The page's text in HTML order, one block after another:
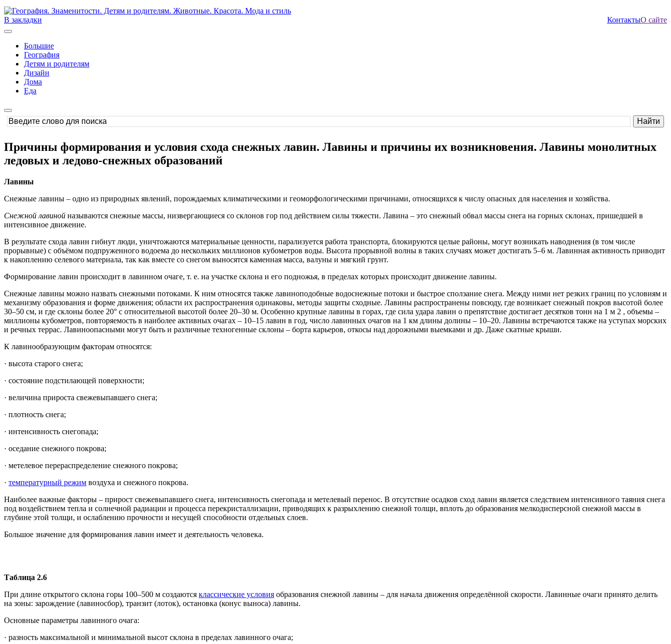
В закладки КонтактыО сайте
Большие
География
Детям и родителям
Дизайн
Дома
Еда
Причины формирования и условия схода снежных лавин. Лавины и причины их возникновения. Лавины монолитных
ледовых и ледово-снежных образований
Лавины
Снежные лавины – одно из природных явлений, порождаемых климатическими и геоморфологическими причинами, относящихся к числу опасных для населения и хозяйства.
Снежной лавиной называются снежные массы, низвергающиеся со склонов гор под действием силы тяжести. Лавина – это снежный обвал массы снега на горных склонах, пришедшей в
интенсивное движение.
В результате схода лавин гибнут люди, уничтожаются материальные ценности, парализуется работа транспорта, блокируются целые районы, могут возникать наводнения (в том числе
прорывные) с объёмом подпруженного водоема до нескольких миллионов кубометров воды. Высота прорывной волны в таких случаях может достигать 5–6 м. Лавинная активность приводит
к накоплению селевого материала, так как вместе со снегом выносятся каменная масса, валуны и мягкий грунт.
Формирование лавин происходит в лавинном очаге, т. е. на участке склона и его подножья, в пределах которых происходит движение лавины.
Снежные лавины можно назвать снежными потоками. К ним относятся также лавиноподобные водоснежные потоки и быстрое сползание снега. Между ними нет резких границ по условиям и
механизму образования и форме движения; области их распространения одинаковы, методы защиты сходные. Лавины распространены повсюду, где возникает снежный покров высотой более
30–50 см, и где склоны более 20° с относительной высотой более 20–30 м. Особенно крупные лавины в горах, где сила удара лавин о препятствие достигает десятков тонн на 1 м 2 , объемы –
миллионы кубометров, повторяемость в наиболее активных очагах – 10–15 лавин в год, число лавинных очагов на 1 км длины долины – 10–20. Лавины встречаются также на уступах морских
и речных террас. Лавиноопасными могут быть и различные техногенные склоны – борта карьеров, откосы над дорожными выемками и др. Даже скатные крыши.
К лавинообразующим факторам относятся:
· высота старого снега;
· состояние подстилающей поверхности;
· величина прироста свежевыпавшего снега;
· плотность снега;
· интенсивность снегопада;
· оседание снежного покрова;
· метелевое перераспределение снежного покрова;
· температурный режим воздуха и снежного покрова.
Наиболее важные факторы – прирост свежевыпавшего снега, интенсивность снегопада и метелевый перенос. В отсутствие осадков сход лавин является следствием интенсивного таяния снега
под воздействием тепла и солнечной радиации и процесса перекристаллизации, приводящих к разрыхлению снежной толщи, вплоть до образования мелкодисперсной снежной массы в
глубине этой толщи, и ослаблению прочности и несущей способности отдельных слоев.
Большое значение для формирования лавин имеет и деятельность человека.
Таблица 2.6
При длине открытого склона горы 100–500 м создаются классические условия образования снежной лавины – для начала движения определённой скорости. Лавинные очаги принято делить
на зоны: зарождение (лавиносбор), транзит (лоток), остановка (конус выноса) лавины.
Основные параметры лавинного очага:
· разность максимальной и минимальной высот склона в пределах лавинного очага;